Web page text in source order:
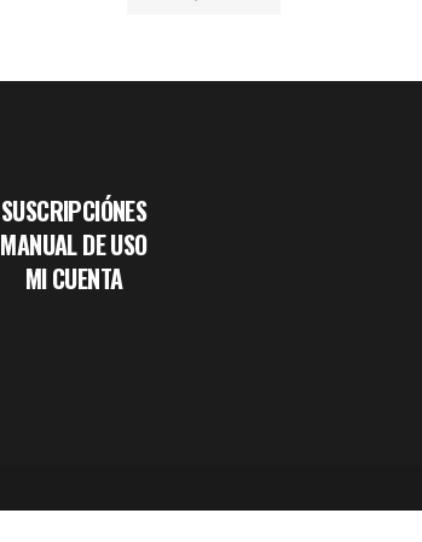
SUSCRIPCIÓNES
MANUAL DE USO
MI CUENTA